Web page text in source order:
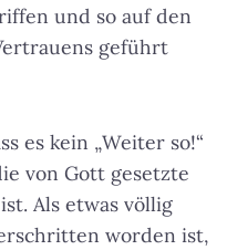
und so auf den
geführt
es kein „Weiter so!“
von Gott gesetzte
Als etwas völlig
worden ist,